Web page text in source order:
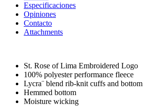
Especificaciones
Opiniones
Contacto
Attachments
St. Rose of Lima Embroidered Logo
100% polyester performance fleece
Lycra¨ blend rib-knit cuffs and bottom
Hemmed bottom
Moisture wicking